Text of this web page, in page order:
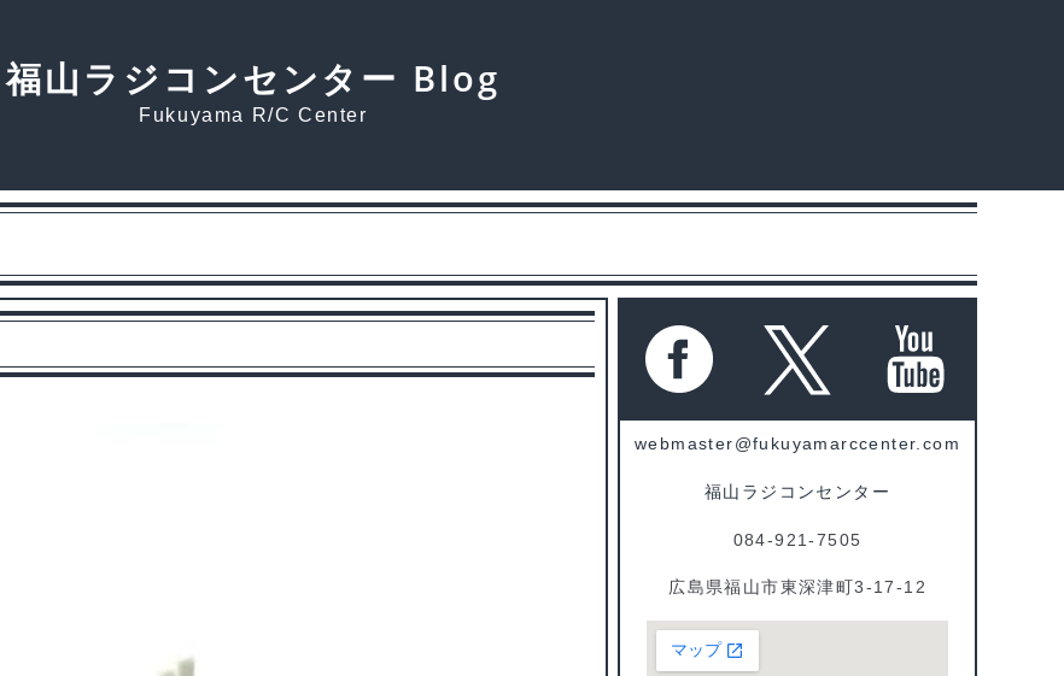
福山ラジコンセンター Blog
Fukuyama R/C Center
webmaster@fukuyamarccenter.com
福山ラジコンセンター
084-921-7505
広島県福山市東深津町3-17-12